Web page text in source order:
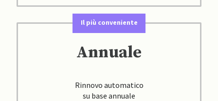
Il più conveniente
Annuale
Rinnovo automatico
su base annuale